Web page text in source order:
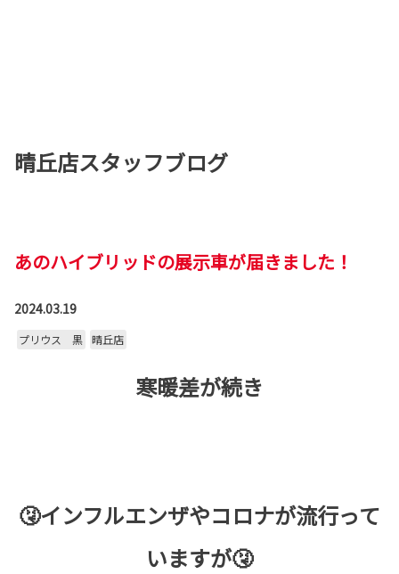
晴丘店スタッフブログ
あのハイブリッドの展示車が届きました！
2024.03.19
プリウス 黒 晴丘店
寒暖差が続き
🤧インフルエンザやコロナが流行って
いますが🤧